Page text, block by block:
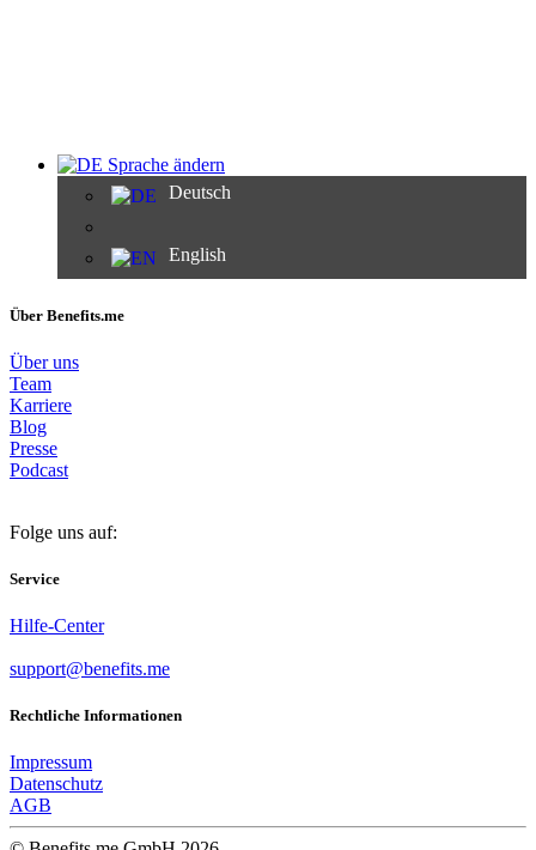
Sprache ändern
Deutsch
English
Über Benefits.me
Über uns
Team
Karriere
Blog
Presse
Podcast
Folge uns auf:
Service
Hilfe-Center
support@benefits.me
Rechtliche Informationen
Impressum
Datenschutz
AGB